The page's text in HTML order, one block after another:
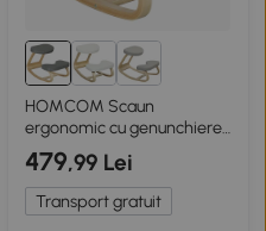
HOMCOM Scaun
ergonomic cu genunchiere
din lemn cu balans,
corectează postura, ideal
birou acasă, gri, dim.
50x73x55 cm
479,99 Lei
Transport gratuit